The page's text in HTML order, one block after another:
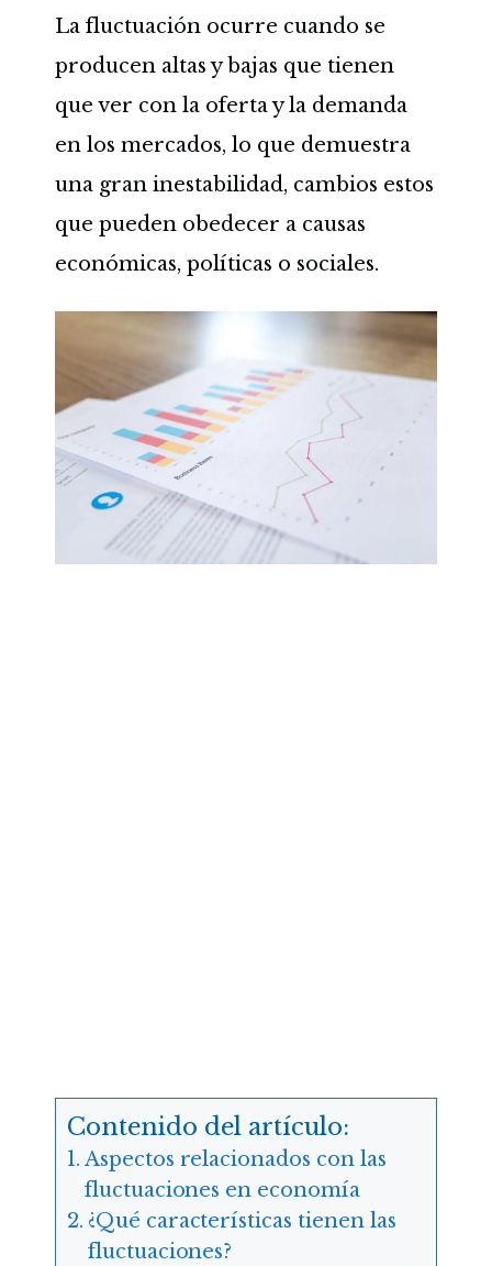
La fluctuación ocurre cuando se
producen altas y bajas que tienen
que ver con la oferta y la demanda
en los mercados, lo que demuestra
una gran inestabilidad, cambios estos
que pueden obedecer a causas
económicas, políticas o sociales.
Contenido del artículo:
Aspectos relacionados con las
fluctuaciones en economía
¿Qué características tienen las
fluctuaciones?